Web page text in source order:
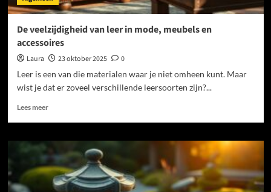
De veelzijdigheid van leer in mode, meubels en
accessoires
Laura 23 oktober 2025
0
Leer is een van die materialen waar je niet omheen kunt. Maar
wist je dat er zoveel verschillende leersoorten zijn?...
Lees meerLees
De
veelzijdigheid
van
leer
in